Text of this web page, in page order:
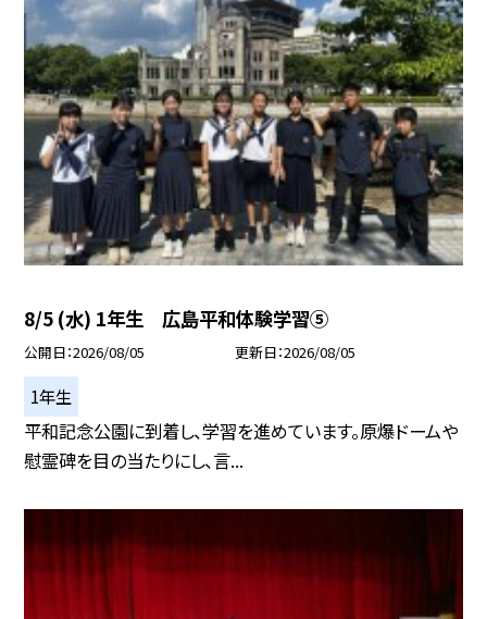
8/5 (水) 1年生 広島平和体験学習⑤
公開日 2026/08/05 更新日 2026/08/05
1年生
平和記念公園に到着し、学習を進めています。原爆ドームや
慰霊碑を目の当たりにし、言...